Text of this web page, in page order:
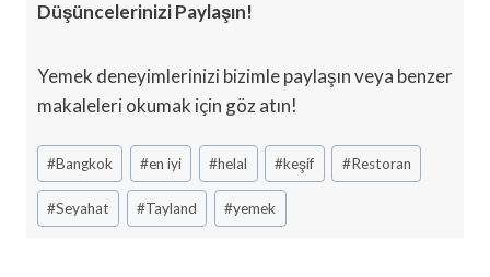
Düşüncelerinizi Paylaşın!
Yemek deneyimlerinizi bizimle paylaşın veya benzer
makaleleri okumak için göz atın!
Post
Tags:
#Bangkok #en iyi #helal #keşif #Restoran
#Seyahat #Tayland #yemek